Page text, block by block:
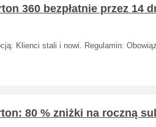
360 bezpłatnie przez 14
Klienci stali i nowi. Regulamin:
80 % zniżki na roczną